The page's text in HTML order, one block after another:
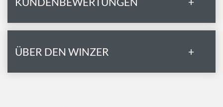
ÜBER DEN WINZER +